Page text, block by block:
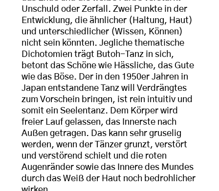
Unschuld oder Zerfall. Zwei Punkte in der
Entwicklung, die ähnlicher (Haltung, Haut)
und unterschiedlicher (Wissen, Können)
nicht sein könnten. Jegliche thematische
Dichotomien trägt Butoh-Tanz in sich,
betont das Schöne wie Hässliche, das Gute
wie das Böse. Der in den 1950er Jahren in
Japan entstandene Tanz will Verdrängtes
zum Vorschein bringen, ist rein intuitiv und
somit ein Seelentanz. Dem Körper wird
freier Lauf gelassen, das Innerste nach
Außen getragen. Das kann sehr gruselig
werden, wenn der Tänzer grunzt, verstört
und verstörend schielt und die roten
Augenränder sowie das Innere des Mundes
durch das Weiß der Haut noch bedrohlicher